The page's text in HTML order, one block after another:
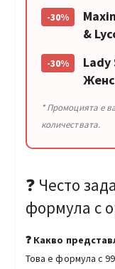
-30%
&
-30%
Lady
* Промоцията е
количествата.
❓ Често
формула с
❓ Какво
Това е формула с